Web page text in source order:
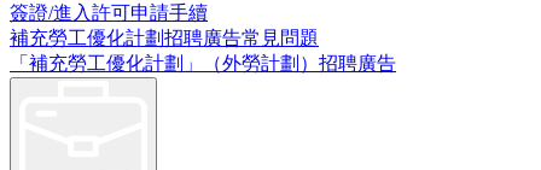
簽證/進入許可申請手續
補充勞工優化計劃招聘廣告常見問題
「補充勞工優化計劃」（外勞計劃）招聘廣告